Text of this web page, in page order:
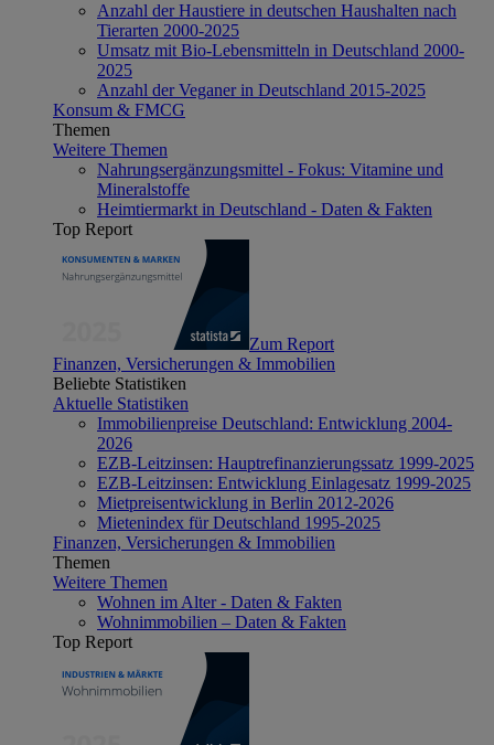
Anzahl der Haustiere in deutschen Haushalten nach
Tierarten 2000-2025
Umsatz mit Bio-Lebensmitteln in Deutschland 2000-
2025
Anzahl der Veganer in Deutschland 2015-2025
Konsum & FMCG
Themen
Weitere Themen
Nahrungsergänzungsmittel - Fokus: Vitamine und
Mineralstoffe
Heimtiermarkt in Deutschland - Daten & Fakten
Top Report
Zum Report
Finanzen, Versicherungen & Immobilien
Beliebte Statistiken
Aktuelle Statistiken
Immobilienpreise Deutschland: Entwicklung 2004-
2026
EZB-Leitzinsen: Hauptrefinanzierungssatz 1999-2025
EZB-Leitzinsen: Entwicklung Einlagesatz 1999-2025
Mietpreisentwicklung in Berlin 2012-2026
Mietenindex für Deutschland 1995-2025
Finanzen, Versicherungen & Immobilien
Themen
Weitere Themen
Wohnen im Alter - Daten & Fakten
Wohnimmobilien – Daten & Fakten
Top Report